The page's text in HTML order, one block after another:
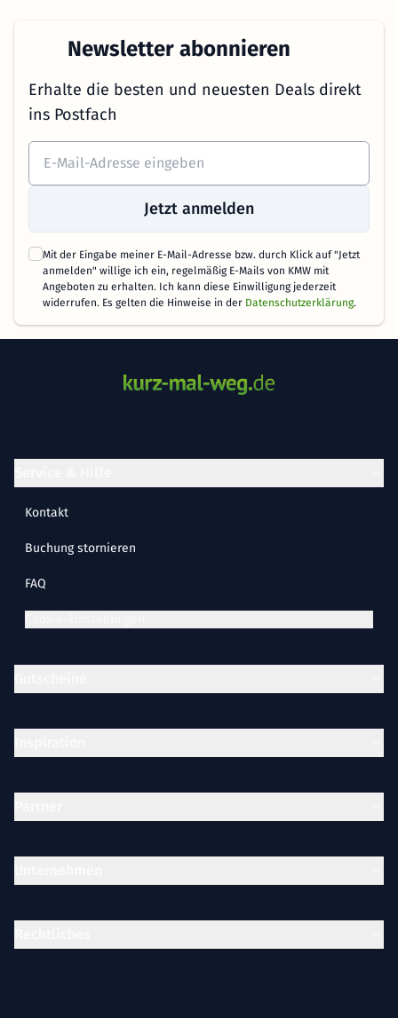
Newsletter abonnieren
Erhalte die besten und neuesten Deals direkt
ins Postfach
Jetzt anmelden
Mit der Eingabe meiner E-Mail-Adresse bzw. durch Klick auf "Jetzt
anmelden" willige ich ein, regelmäßig E-Mails von KMW mit
Angeboten zu erhalten. Ich kann diese Einwilligung jederzeit
widerrufen. Es gelten die Hinweise in der Datenschutzerklärung.
Kontakt
Buchung stornieren
FAQ